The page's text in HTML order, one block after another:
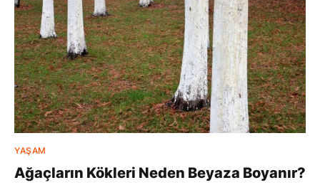
YAŞAM
Ağaçların Kökleri Neden Beyaza Boyanır?